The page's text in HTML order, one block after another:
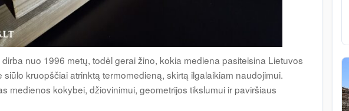
dirba nuo 1996 metų, todėl gerai žino, kokia mediena pasiteisina Lietuvos
siūlo kruopščiai atrinktą termomedieną, skirtą ilgalaikiam naudojimui.
medienos kokybei, džiovinimui, geometrijos tikslumui ir paviršiaus